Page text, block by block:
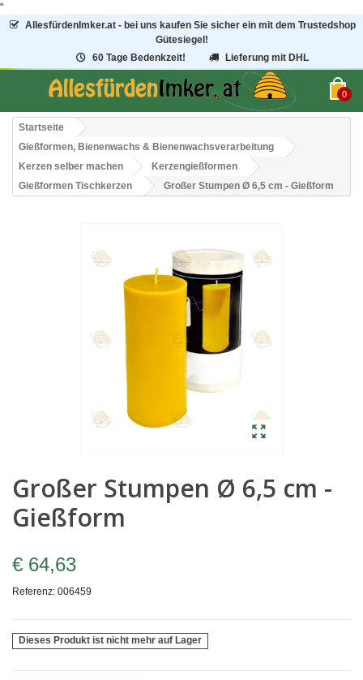
"
AllesfürdenImker.at - bei uns kaufen Sie sicher ein mit dem Trustedshop
Gütesiegel!
60 Tage Bedenkzeit!
Lieferung mit DHL
0
Startseite
Gießformen, Bienenwachs & Bienenwachsverarbeitung
Kerzen selber machen
Kerzengießformen
Gießformen Tischkerzen
Großer Stumpen Ø 6,5 cm - Gießform
Großer Stumpen Ø 6,5 cm -
Gießform
€ 64,63
Referenz: 006459
Dieses Produkt ist nicht mehr auf Lager